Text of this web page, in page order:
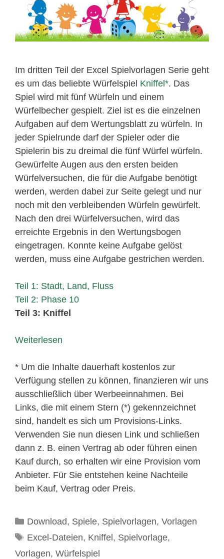
Im dritten Teil der Excel Spielvorlagen Serie geht
es um das beliebte Würfelspiel Kniffel . Das
Spiel wird mit fünf Würfeln und einem
Würfelbecher gespielt. Ziel ist es die einzelnen
Aufgaben auf dem Wertungsblatt zu würfeln. In
jeder Spielrunde darf der Spieler oder die
Spielerin bis zu dreimal die fünf Würfel würfeln.
Gewürfelte Augen aus den ersten beiden
Würfelversuchen, die für die Aufgabe benötigt
werden, werden dabei zur Seite gelegt und nur
noch mit den verbleibenden Würfeln gewürfelt.
Nach den drei Würfelversuchen, wird das
erreichte Ergebnis in den Wertungsbogen
eingetragen. Konnte keine Aufgabe gelöst
werden, muss eine Aufgabe gestrichen werden.
Teil 1: Stadt, Land, Fluss
Teil 2: Phase 10
Teil 3: Kniffel
Weiterlesen
* Um die Inhalte dauerhaft kostenlos zur
Verfügung stellen zu können, finanzieren wir uns
ausschließlich über Werbeeinnahmen. Bei
Links, die mit einem Stern (*) gekennzeichnet
sind, handelt es sich um Provisions-Links.
Verwenden Sie nun diesen Link und schließen
dann z. B. einen Vertrag ab oder führen einen
Kauf durch, so erhalten wir eine Provision vom
Anbieter. Für Sie entstehen keine Nachteile
beim Kauf, Vertrag oder Preis.
Kategorien
Download, Spiele, Spielvorlagen, Vorlagen
Schlagwörter
Excel-Dateien, Kniffel , Spielvorlage,
Vorlagen, Würfelspiel